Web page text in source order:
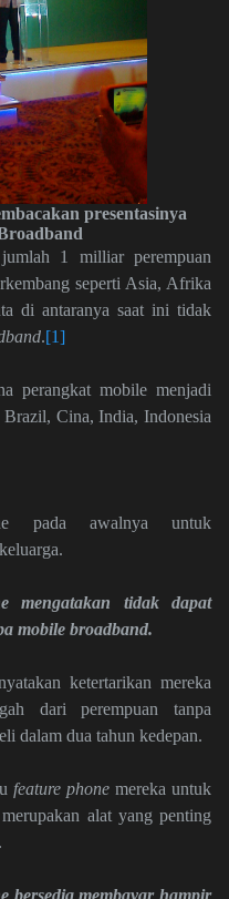
presentasinya
1 milliar perempuan
seperti Asia, Afrika
di antaranya saat ini tidak
.[1]
perangkat mobile menjadi
Cina, India, Indonesia
pada awalnya untuk
mengatakan tidak dapat
mobile broadband.
ketertarikan mereka
dari perempuan tanpa
dalam dua tahun kedepan.
feature phone mereka untuk
alat yang penting
bersedia membayar hampir